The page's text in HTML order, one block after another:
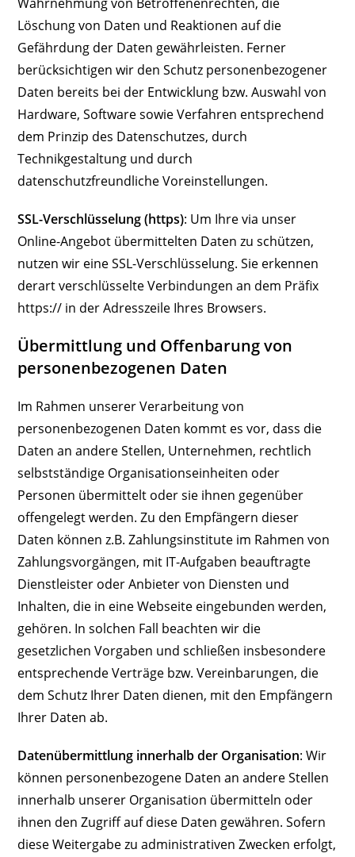
Löschung von Daten und Reaktionen auf die
Gefährdung der Daten gewährleisten. Ferner
berücksichtigen wir den Schutz personenbezogener
Daten bereits bei der Entwicklung bzw. Auswahl von
Hardware, Software sowie Verfahren entsprechend
dem Prinzip des Datenschutzes, durch
Technikgestaltung und durch
datenschutzfreundliche Voreinstellungen.
SSL-Verschlüsselung (https): Um Ihre via unser
Online-Angebot übermittelten Daten zu schützen,
nutzen wir eine SSL-Verschlüsselung. Sie erkennen
derart verschlüsselte Verbindungen an dem Präfix
https:// in der Adresszeile Ihres Browsers.
Übermittlung und Offenbarung von
personenbezogenen Daten
Im Rahmen unserer Verarbeitung von
personenbezogenen Daten kommt es vor, dass die
Daten an andere Stellen, Unternehmen, rechtlich
selbstständige Organisationseinheiten oder
Personen übermittelt oder sie ihnen gegenüber
offengelegt werden. Zu den Empfängern dieser
Daten können z.B. Zahlungsinstitute im Rahmen von
Zahlungsvorgängen, mit IT-Aufgaben beauftragte
Dienstleister oder Anbieter von Diensten und
Inhalten, die in eine Webseite eingebunden werden,
gehören. In solchen Fall beachten wir die
gesetzlichen Vorgaben und schließen insbesondere
entsprechende Verträge bzw. Vereinbarungen, die
dem Schutz Ihrer Daten dienen, mit den Empfängern
Ihrer Daten ab.
Datenübermittlung innerhalb der Organisation: Wir
können personenbezogene Daten an andere Stellen
innerhalb unserer Organisation übermitteln oder
ihnen den Zugriff auf diese Daten gewähren. Sofern
diese Weitergabe zu administrativen Zwecken erfolgt,